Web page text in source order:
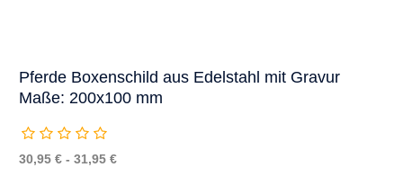
Pferde Boxenschild aus Edelstahl mit Gravur
Maße: 200x100 mm
30,95 € - 31,95 €